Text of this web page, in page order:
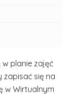
planie zajęć
zapisać się na
w Wirtualnym